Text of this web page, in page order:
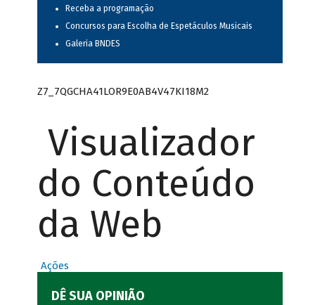
Receba a programação
Concursos para Escolha de Espetáculos Musicais
Galeria BNDES
Z7_7QGCHA41LOR9E0AB4V47KI18M2
Visualizador
do Conteúdo
da Web
Ações
DÊ SUA OPINIÃO